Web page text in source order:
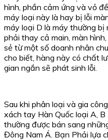
hình, phần cảm ứng và vỏ
máy loại này là hay bị lỗi
máy loại D là máy thường bị
phải thay cả main, màn
sẻ từ một số doanh nhân
cho biết, hàng này có chất
gian ngắn sẽ phát sinh lỗi.
Sau khi phân loại và gia
xách tay Hàn Quốc loại A,
thường được bán sang
Đông Nam Á. Bạn Phải lựa